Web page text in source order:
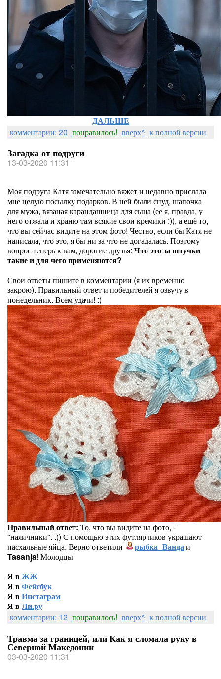
ДАЛЬШЕ
комментарии: 20 понравилось! вверх^ к полной версии
Загадка от подруги
13-03-2020 11:31
Моя подруга Катя замечательно вяжет и недавно прислала
мне целую посылку подарков. В ней были снуд, шапочка
для мужа, вязаная карандашница для сына (ее я, правда, у
него отжала и храню там всякие свои кремики :)), а ещё то,
что вы сейчас видите на этом фото! Честно, если бы Катя не
написала, что это, я бы ни за что не догадалась. Поэтому
вопрос теперь к вам, дорогие друзья: Что это за штучки
такие и для чего применяются?
Свои ответы пишите в комментарии (я их временно
закрою). Правильный ответ и победителей я озвучу в
понедельник. Всем удачи! :)
Правильный ответ: То, что вы видите на фото, -
"наяичники". :)) С помощью этих футлярчиков украшают
пасхальные яйца. Верно ответили
рыбка_Вандаи
Tasanja! Молодцы!
Я вЖЖ
Я вФейсбук
Я вИнстаграм
Я вЛи.ру
комментарии: 12 понравилось! вверх^ к полной версии
Травма за границей, или Как я сломала руку в
Северной Македонии
03-03-2020 11:31